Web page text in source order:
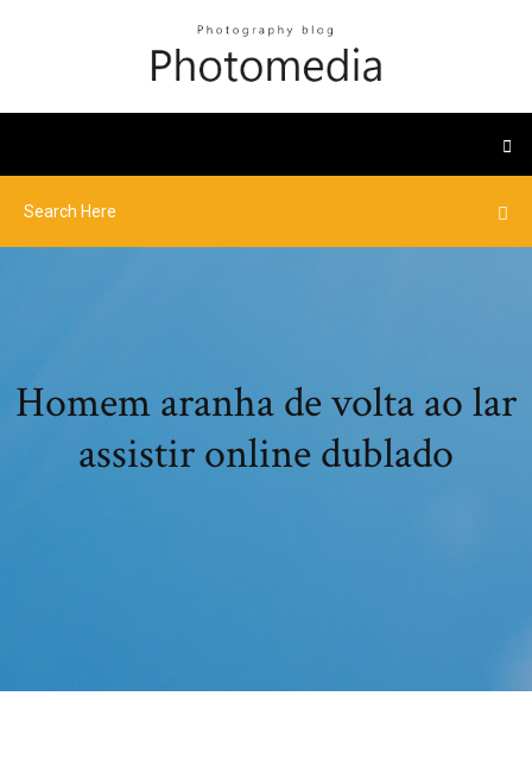
Homem aranha de volta ao lar
assistir online dublado